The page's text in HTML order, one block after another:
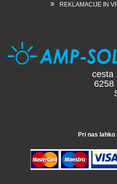
REKLAMACIJE IN
cesta
6258
Pri nas lahko